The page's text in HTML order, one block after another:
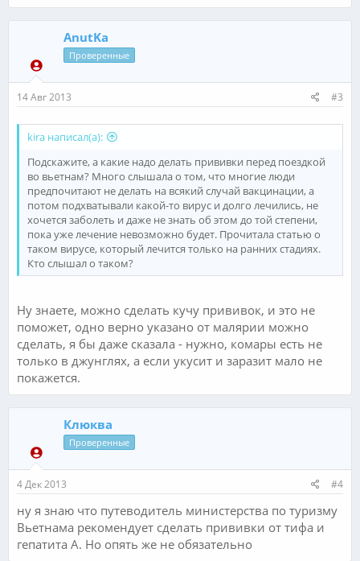
AnutKa
Проверенные
14 Авг 2013 #3
kira написал(а):
Подскажите, а какие надо делать прививки перед поездкой
во вьетнам? Много слышала о том, что многие люди
предпочитают не делать на всякий случай вакцинации, а
потом подхватывали какой-то вирус и долго лечились, не
хочется заболеть и даже не знать об этом до той степени,
пока уже лечение невозможно будет. Прочитала статью о
таком вирусе, который лечится только на ранних стадиях.
Кто слышал о таком?
Ну знаете, можно сделать кучу прививок, и это не
поможет, одно верно указано от малярии можно
сделать, я бы даже сказала - нужно, комары есть не
только в джунглях, а если укусит и заразит мало не
покажется.
Клюква
Проверенные
4 Дек 2013 #4
ну я знаю что путеводитель министерства по туризму
Вьетнама рекомендует сделать прививки от тифа и
гепатита А. Но опять же не обязательно